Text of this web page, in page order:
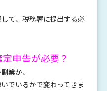
て、税務署に提出する必
申告が必要？
業か、
でいるかで変わってきま